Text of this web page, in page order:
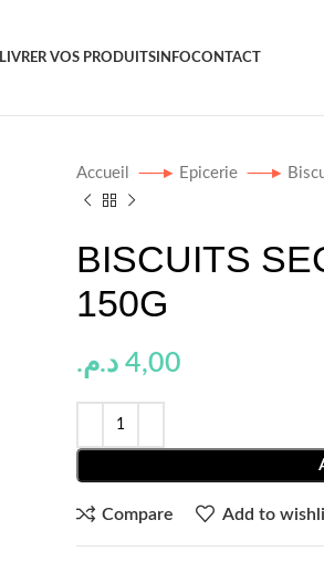
LIVRER VOS PRODUITS INFOCONTACT
Accueil Epicerie
BISCUITS
150G
4,00 د.م.
Compare Add to